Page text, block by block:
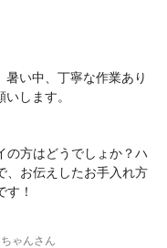
い中、丁寧な作業あり
します。
の方はどうでしょか？ハ
、お伝えしたお手入れ方
！
ゃんさん